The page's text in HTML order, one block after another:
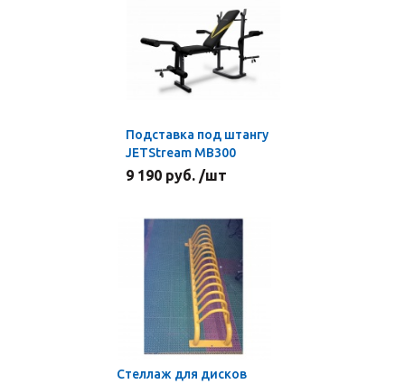
Подставка под штангу
JETStream MВ300
9 190 руб. /шт
Стеллаж для дисков